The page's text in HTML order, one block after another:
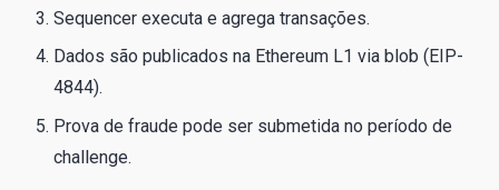
Sequencer executa e agrega transações.
Dados são publicados na Ethereum L1 via blob (EIP-
4844).
Prova de fraude pode ser submetida no período de
challenge.